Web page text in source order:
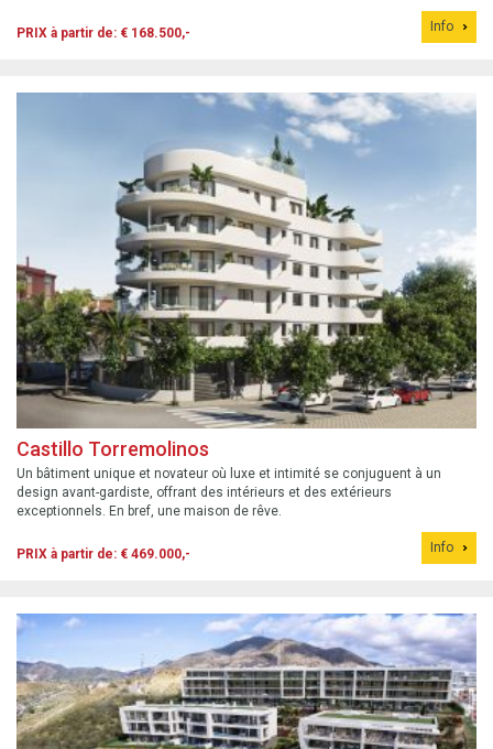
appartements d&#39;une chambre sont proposés à partir de 168 500 €,
ceux de...
PRIX à partir de: € 168.500,- Info
Castillo Torremolinos
Un bâtiment unique et novateur où luxe et intimité se conjuguent à un
design avant-gardiste, offrant des intérieurs et des extérieurs
exceptionnels. En bref, une maison de rêve.
PRIX à partir de: € 469.000,- Info